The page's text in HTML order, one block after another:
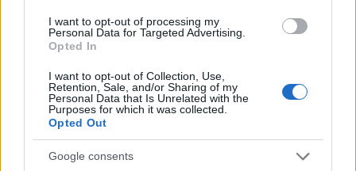
I want to opt-out of processing my
Personal Data for Targeted Advertising.
Opted In
I want to opt-out of Collection, Use,
Retention, Sale, and/or Sharing of my
Personal Data that Is Unrelated with the
Purposes for which it was collected.
Opted Out
Google consents
Continua a leggere
SOSTENIBILITÀ